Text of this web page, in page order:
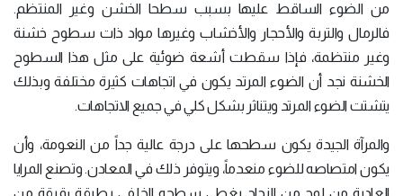
من الضوء الساقط عليها بسبب سطحا الخشن وغير المنتظم.
فالرمال والتربة والأحجار والأخشاب وغيرها مواد ذات سطوح خشنة
وغير منتظمة، فإذا سقطت أشعة ضوئية على مثل هذا السطوح
الخشنة نجد أن الضوء المرتد يكون في اتجاهات كثيرة مختلفة وبذلك
يتشتت الضوء المرتد ويتناثر بشكل كلي في جميع الاتجاهات.
والمرآة الجيدة يكون سطحها على درجة عالية جداً من النعومة، وأن
يكون امتصاصه للضوء منعدماً، ويتوفر ذلك في المعادن. وتصنع المرايا
العادية من لوح من الزجاج يغطى سطحه الخلفي بطبقة رقيقة من